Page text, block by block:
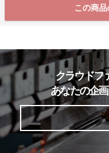
この商
クラウドフ
あなたの企